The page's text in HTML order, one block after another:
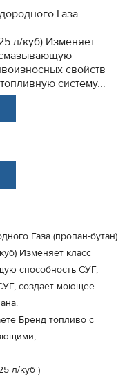
Газа
л/куб) Изменяет
смазывающую
свойств
систему...
Газа (пропан-бутан)
Изменяет класс
способность СУГ,
создает моющее
Бренд топливо с
л/куб )